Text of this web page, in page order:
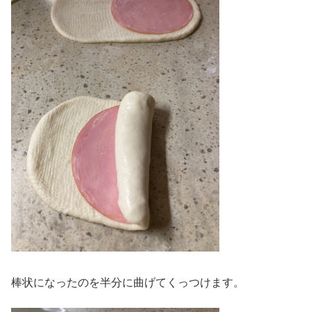
棒状になったのを半分に曲げてくっつけます。